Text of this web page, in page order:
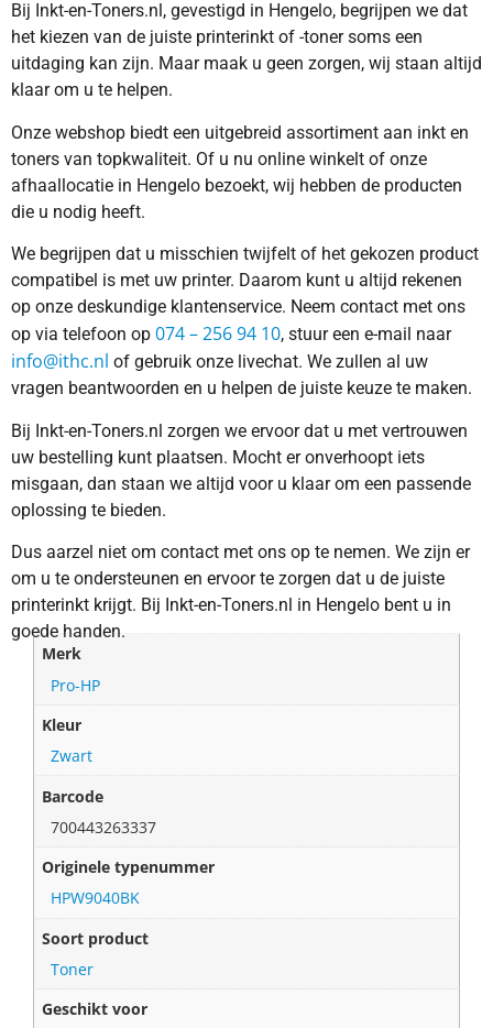
Bij Inkt-en-Toners.nl, gevestigd in Hengelo, begrijpen we dat
het kiezen van de juiste printerinkt of -toner soms een
uitdaging kan zijn. Maar maak u geen zorgen, wij staan altijd
klaar om u te helpen.
Onze webshop biedt een uitgebreid assortiment aan inkt en
toners van topkwaliteit. Of u nu online winkelt of onze
afhaallocatie in Hengelo bezoekt, wij hebben de producten
die u nodig heeft.
We begrijpen dat u misschien twijfelt of het gekozen product
compatibel is met uw printer. Daarom kunt u altijd rekenen
op onze deskundige klantenservice. Neem contact met ons
op via telefoon op 074 – 256 94 10, stuur een e-mail naar
info@ithc.nl of gebruik onze livechat. We zullen al uw
vragen beantwoorden en u helpen de juiste keuze te maken.
Bij Inkt-en-Toners.nl zorgen we ervoor dat u met vertrouwen
uw bestelling kunt plaatsen. Mocht er onverhoopt iets
misgaan, dan staan we altijd voor u klaar om een passende
oplossing te bieden.
Dus aarzel niet om contact met ons op te nemen. We zijn er
om u te ondersteunen en ervoor te zorgen dat u de juiste
printerinkt krijgt. Bij Inkt-en-Toners.nl in Hengelo bent u in
goede handen.
Merk
Pro-HP
Kleur
Zwart
Barcode
700443263337
Originele typenummer
HPW9040BK
Soort product
Toner
Geschikt voor